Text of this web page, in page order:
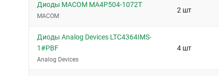
Диоды MACOM MA4P504-1072T
MACOM
2 шт
Диоды Analog Devices LTC4364IMS-
1#PBF
Analog Devices
4 шт